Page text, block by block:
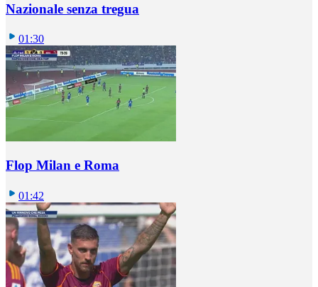
Nazionale senza tregua
01:30
Flop Milan e Roma
01:42